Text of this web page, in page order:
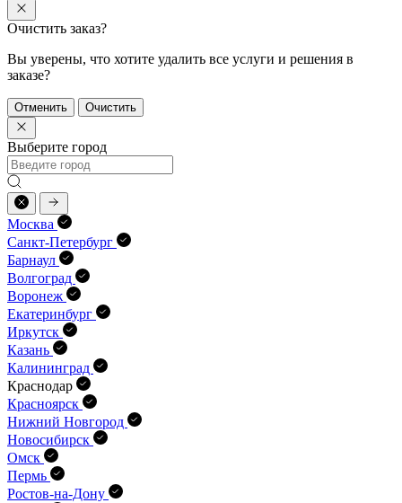
Очистить заказ?
Вы уверены, что хотите удалить все услуги и решения в
заказе?
Отменить Очистить
Выберите город
Москва
Санкт-Петербург
Барнаул
Волгоград
Воронеж
Екатеринбург
Иркутск
Казань
Калининград
Краснодар
Красноярск
Нижний Новгород
Новосибирск
Омск
Пермь
Ростов-на-Дону